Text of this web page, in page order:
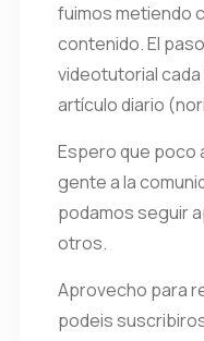
fuimos metiendo
contenido. El
videotutorial cada
artículo diario
Espero que poco
gente a la
podamos seguir
otros.
Aprovecho para
podeis